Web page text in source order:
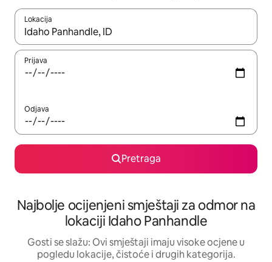
Lokacija
Kad su rezultati dostupni, možete da se krećete kroz njih
Prijava
Odjava
Pretraga
Najbolje ocijenjeni smještaji za odmor na
lokaciji Idaho Panhandle
Gosti se slažu: Ovi smještaji imaju visoke ocjene u
pogledu lokacije, čistoće i drugih kategorija.